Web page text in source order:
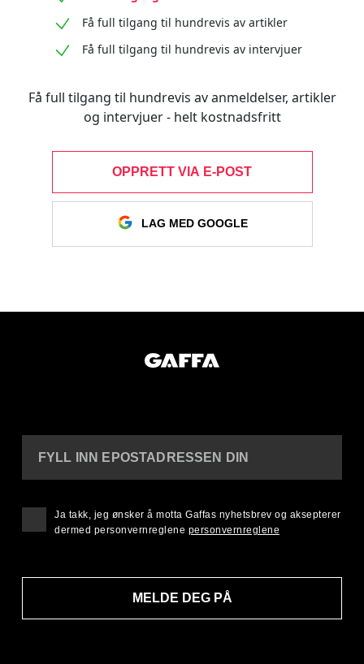
Få full tilgang til hundrevis av artikler
Få full tilgang til hundrevis av intervjuer
Få full tilgang til hundrevis av anmeldelser, artikler
og intervjuer - helt kostnadsfritt
OPPRETT VIA E-POST
LAG MED GOOGLE
FYLL INN EPOSTADRESSEN DIN
MELDE DEG PÅ
Ja takk, jeg ønsker å motta Gaffas nyhetsbrev og aksepterer
dermed personvernreglene personvernreglene